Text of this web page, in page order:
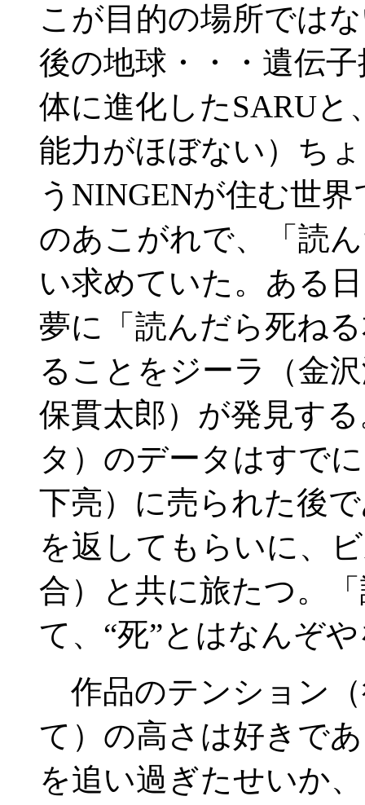
こが目的の場所では
後の地球・・・遺伝
体に進化したSARUと
能力がほぼない）ち
うNINGENが住む世
のあこがれで、「読
い求めていた。ある
夢に「読んだら死ね
ることをジーラ（金
保貫太郎）が発見す
タ）のデータはすで
下亮）に売られた後
を返してもらいに、
合）と共に旅たつ。
て、“死”とはなんぞ
作品のテンション
て）の高さは好きで
を追い過ぎたせいか